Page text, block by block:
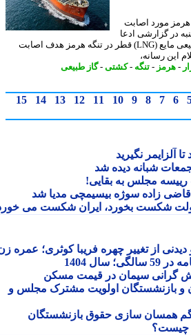
مورد اصابت
گزارشی ادعا
کرد: یک نفت کش حامل گاز طبیعی مایع (LNG) قطر در تنگه هرمز هدف اصابت
رسانه،
هرمز- تنگه -کشتی-گاز طبیعی
7
8
9
10
11
12
13
14
15
نگیرید
شبانه دیده شد
مجلس به بقایی!
زاده سوژه بیسیمچی مدیا شد
شکست بخورد، ایران شکست می خورد
تغییر چهره فریبا کوثری؛ عمره زن
سیمان در قیمت مسکن
اولویت مشترک مجلس و
سازی حقوق بازنشستگان